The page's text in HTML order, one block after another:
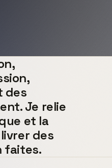
des
Je relie
et la
des
faites.